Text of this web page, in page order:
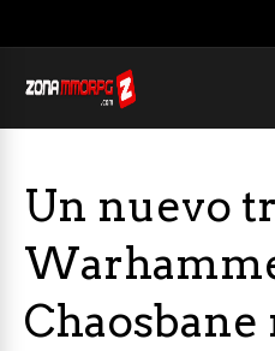
Un nuevo